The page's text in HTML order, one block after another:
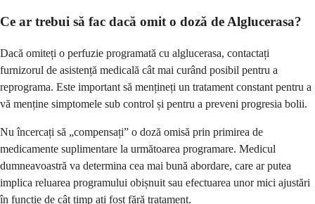
Ce ar trebui să fac dacă omit o doză de Alglucerasa?
Dacă omiteți o perfuzie programată cu alglucerasa, contactați
furnizorul de asistență medicală cât mai curând posibil pentru a
reprograma. Este important să mențineți un tratament constant pentru a
vă menține simptomele sub control și pentru a preveni progresia bolii.
Nu încercați să „compensați” o doză omisă prin primirea de
medicamente suplimentare la următoarea programare. Medicul
dumneavoastră va determina cea mai bună abordare, care ar putea
implica reluarea programului obișnuit sau efectuarea unor mici ajustări
în funcție de cât timp ați fost fără tratament.